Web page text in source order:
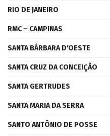
RIO DE JANEIRO
RMC – CAMPINAS
SANTA BÁRBARA D'OESTE
SANTA CRUZ DA CONCEIÇÃO
SANTA GERTRUDES
SANTA MARIA DA SERRA
SANTO ANTÔNIO DE POSSE